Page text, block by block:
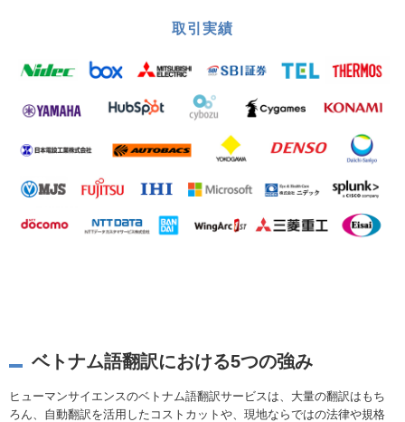
取引実績
ベトナム語翻訳における5つの強み
ヒューマンサイエンスのベトナム語翻訳サービスは、大量の翻訳はもち
ろん、自動翻訳を活用したコストカットや、現地ならではの法律や規格